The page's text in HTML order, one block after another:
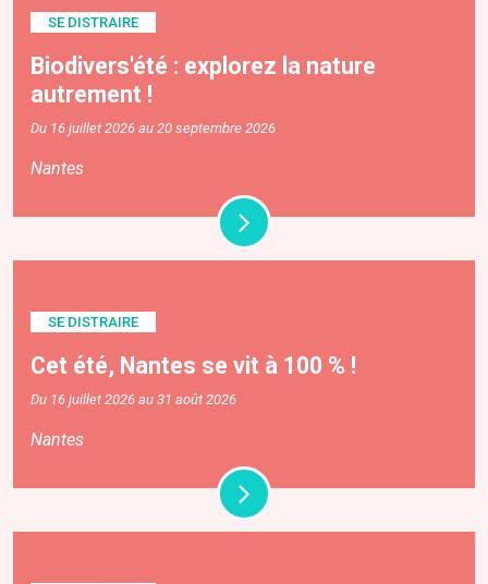
SE DISTRAIRE
Biodivers'été : explorez la nature
autrement !
Du 16 juillet 2026 au 20 septembre 2026
Nantes
SE DISTRAIRE
Cet été, Nantes se vit à 100 % !
Du 16 juillet 2026 au 31 août 2026
Nantes